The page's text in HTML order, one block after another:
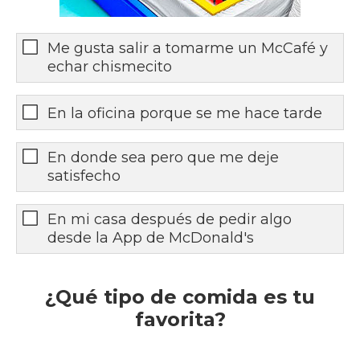
Me gusta salir a tomarme un McCafé y
echar chismecito
En la oficina porque se me hace tarde
En donde sea pero que me deje
satisfecho
En mi casa después de pedir algo
desde la App de McDonald's
¿Qué tipo de comida es tu
favorita?